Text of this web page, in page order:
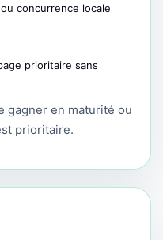
concurrence locale
prioritaire sans
gagner en maturité ou
prioritaire.